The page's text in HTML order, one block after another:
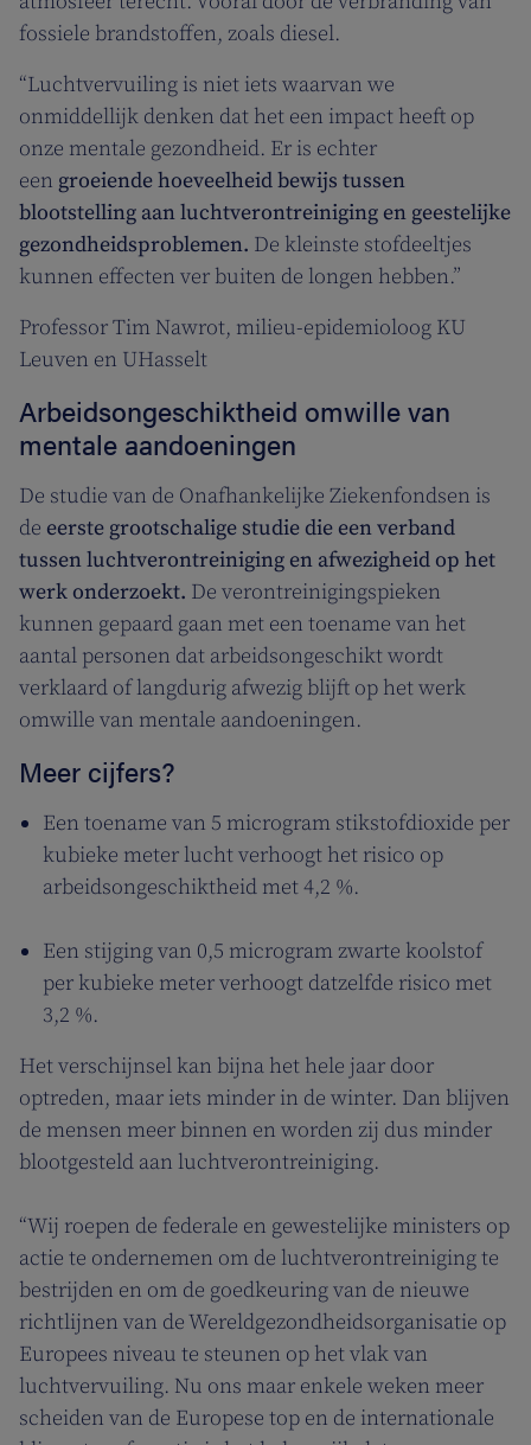
fossiele brandstoffen, zoals diesel.
“Luchtvervuiling is niet iets waarvan we
onmiddellijk denken dat het een impact heeft op
onze mentale gezondheid. Er is echter
een groeiende hoeveelheid bewijs tussen
blootstelling aan luchtverontreiniging en geestelijke
gezondheidsproblemen. De kleinste stofdeeltjes
kunnen effecten ver buiten de longen hebben.”
Professor Tim Nawrot, milieu-epidemioloog KU
Leuven en UHasselt
Arbeidsongeschiktheid omwille van
mentale aandoeningen
De studie van de Onafhankelijke Ziekenfondsen is
de eerste grootschalige studie die een verband
tussen luchtverontreiniging en afwezigheid op het
werk onderzoekt. De verontreinigingspieken
kunnen gepaard gaan met een toename van het
aantal personen dat arbeidsongeschikt wordt
verklaard of langdurig afwezig blijft op het werk
omwille van mentale aandoeningen.
Meer cijfers?
Een toename van 5 microgram stikstofdioxide per
kubieke meter lucht verhoogt het risico op
arbeidsongeschiktheid met 4,2 %.
Een stijging van 0,5 microgram zwarte koolstof
per kubieke meter verhoogt datzelfde risico met
3,2 %.
Het verschijnsel kan bijna het hele jaar door
optreden, maar iets minder in de winter. Dan blijven
de mensen meer binnen en worden zij dus minder
blootgesteld aan luchtverontreiniging.
“Wij roepen de federale en gewestelijke ministers op
actie te ondernemen om de luchtverontreiniging te
bestrijden en om de goedkeuring van de nieuwe
richtlijnen van de Wereldgezondheidsorganisatie op
Europees niveau te steunen op het vlak van
luchtvervuiling. Nu ons maar enkele weken meer
scheiden van de Europese top en de internationale